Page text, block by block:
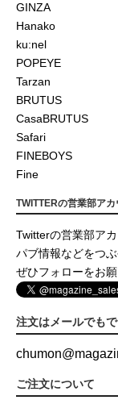
GINZA
Hanako
ku:nel
POPEYE
Tarzan
BRUTUS
CasaBRUTUS
Safari
FINEBOYS
Fine
TWITTERの営業部アカ
Twitterの営業部ア
パブ情報などをつぶ
ぜひフォローをお
注文はメールでも
chumon@
ご注文について